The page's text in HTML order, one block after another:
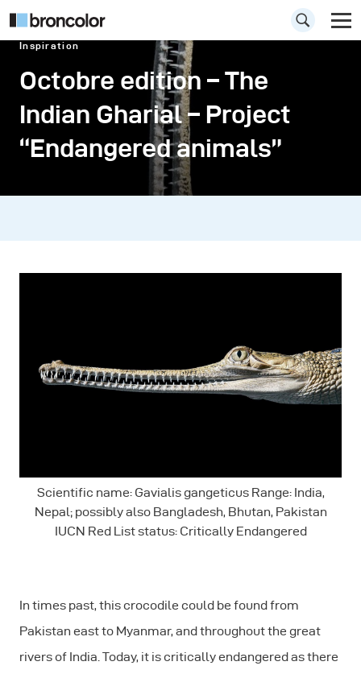
Inspiration
Octobre edition – The
Indian Gharial – Project
“Endangered animals”
Scientific name: Gavialis gangeticus Range: India,
Nepal; possibly also Bangladesh, Bhutan, Pakistan
IUCN Red List status: Critically Endangered
In times past, this crocodile could be found from
Pakistan east to Myanmar, and throughout the great
rivers of India. Today, it is critically endangered as there